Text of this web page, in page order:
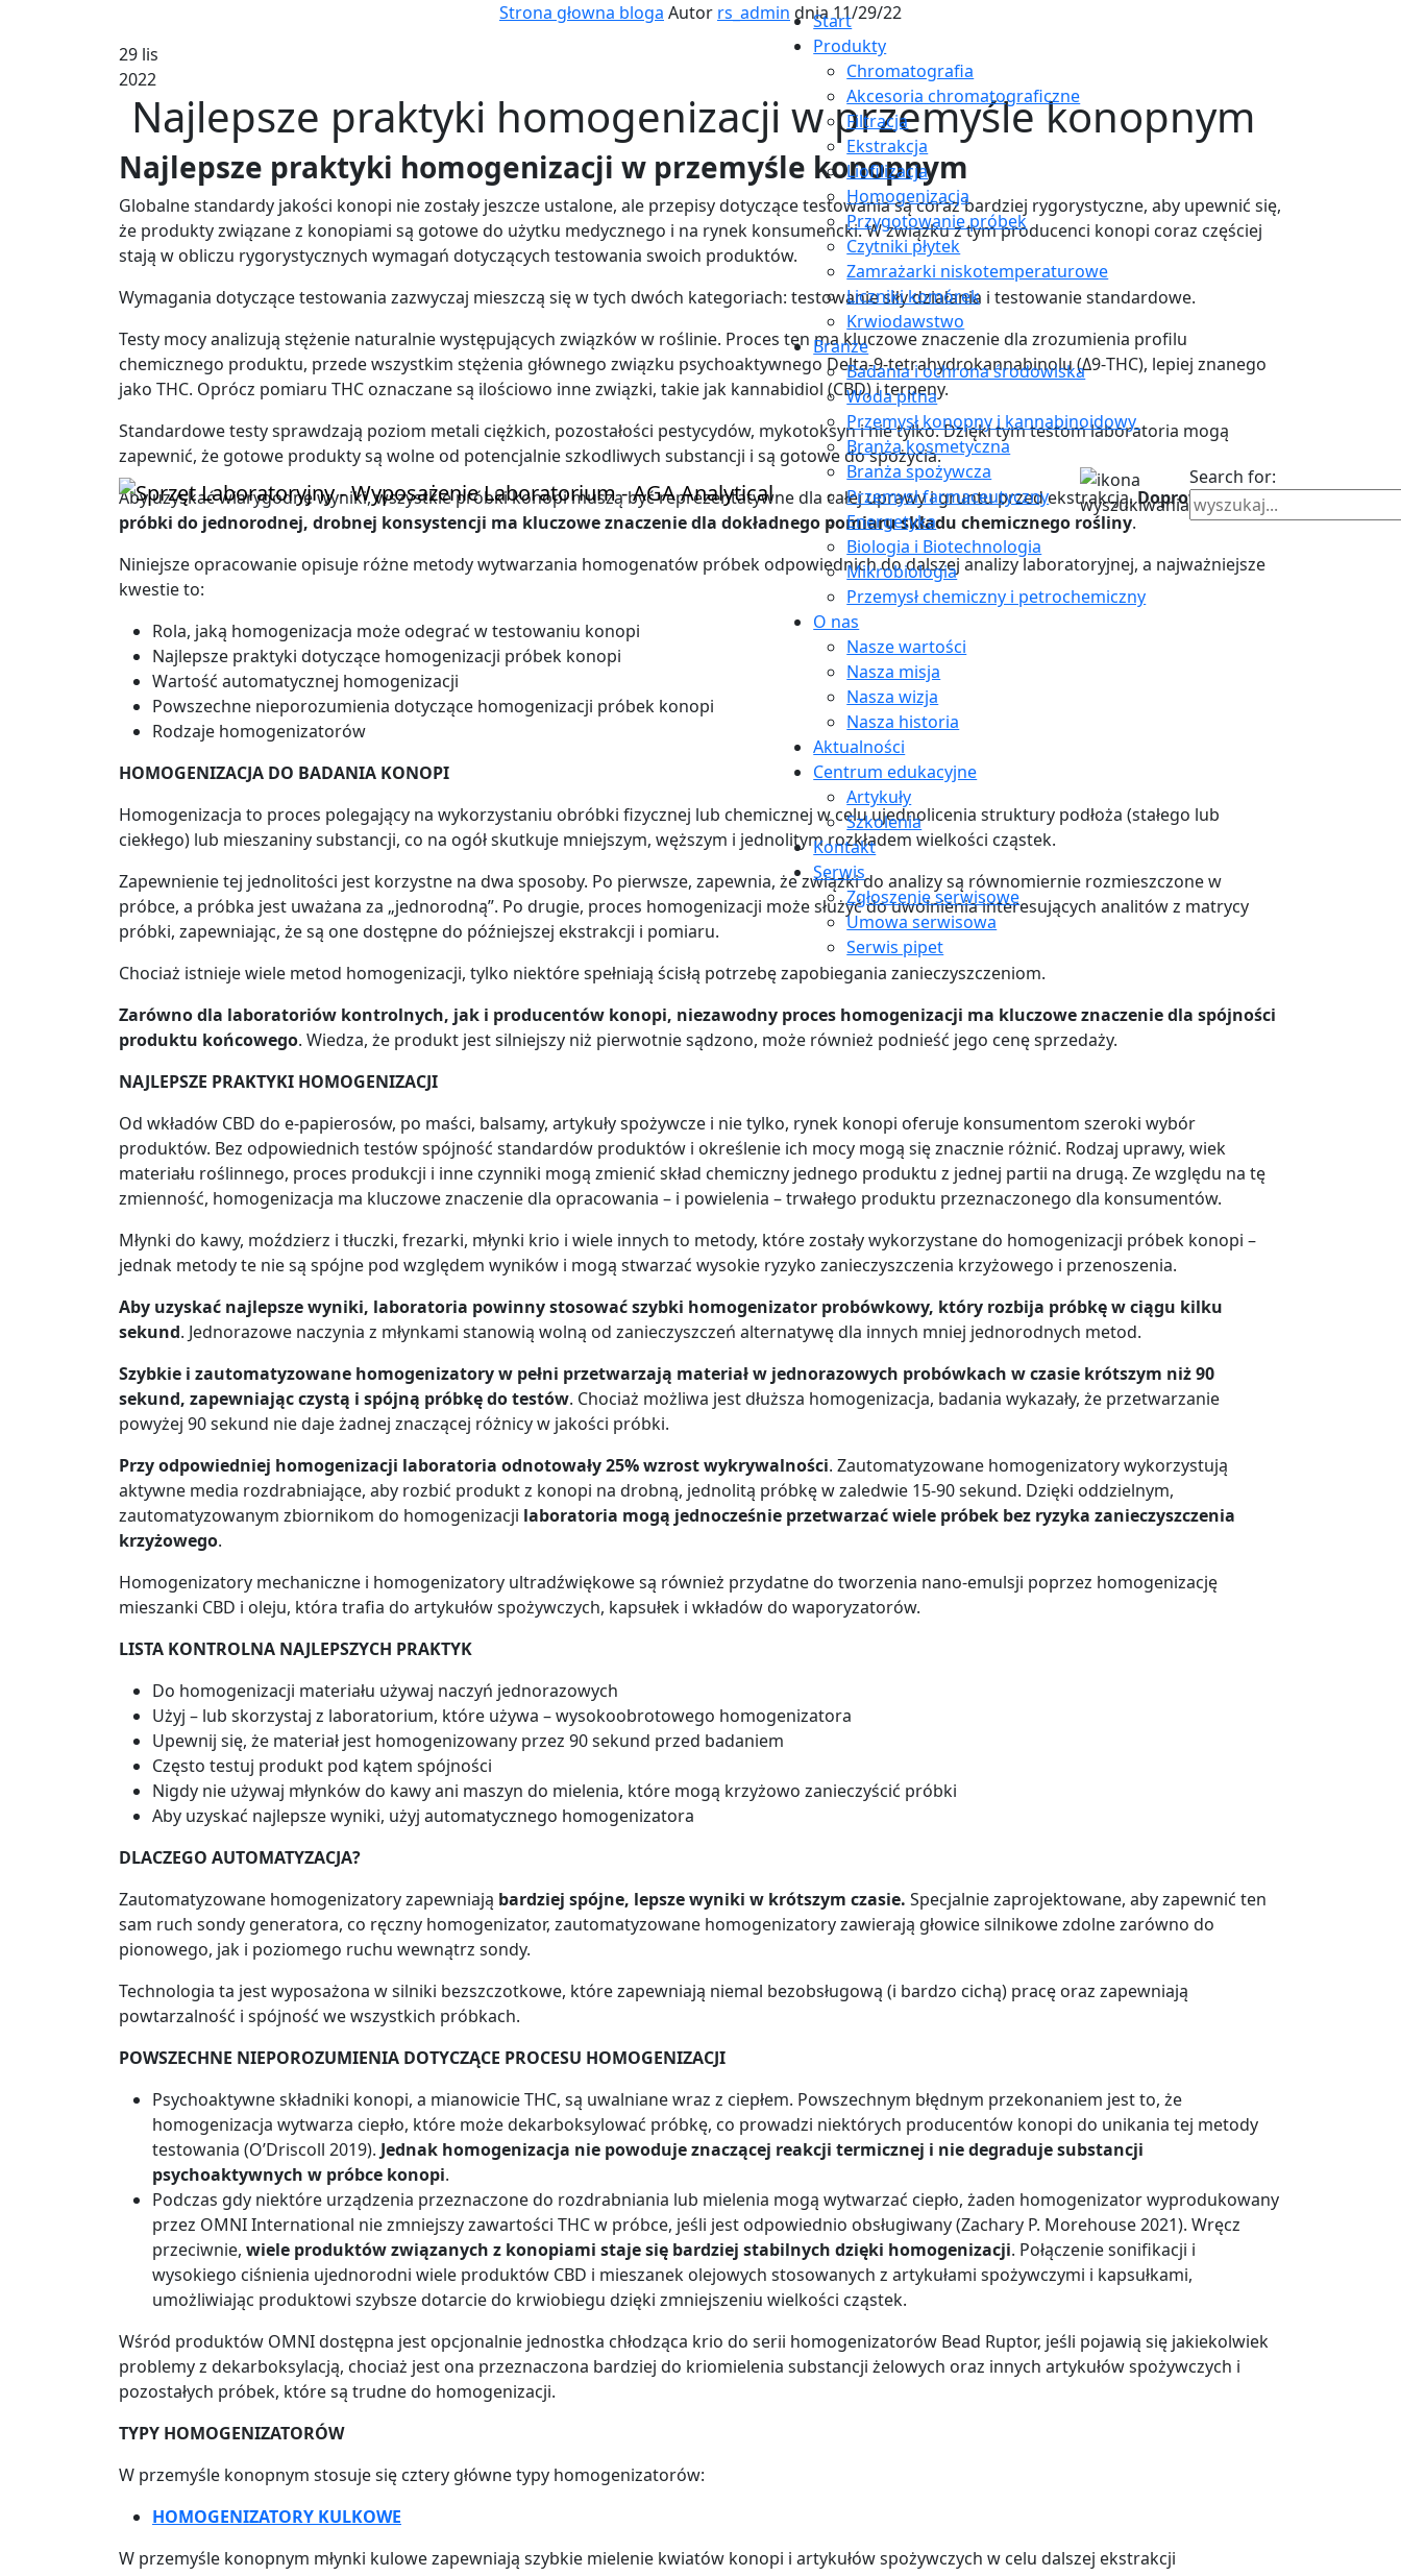
Start
Produkty
Chromatografia
Akcesoria chromatograficzne
Filtracja
Ekstrakcja
Liofilizacja
Homogenizacja
Przygotowanie próbek
Czytniki płytek
Zamrażarki niskotemperaturowe
Liczniki komórek
Krwiodawstwo
Branże
Badania i ochrona środowiska
Woda pitna
Przemysł konopny i kannabinoidowy
Branża kosmetyczna
Branża spożywcza
Przemysł farmaceutyczny
Energetyka
Biologia i Biotechnologia
Mikrobiologia
Przemysł chemiczny i petrochemiczny
O nas
Nasze wartości
Nasza misja
Nasza wizja
Nasza historia
Aktualności
Centrum edukacyjne
Artykuły
Szkolenia
Kontakt
Serwis
Zgłoszenie serwisowe
Umowa serwisowa
Serwis pipet
Search for:
Strona głowna bloga Autor rs_admin dnia 11/29/22
29 lis
2022
Najlepsze praktyki homogenizacji w przemyśle konopnym
Najlepsze praktyki homogenizacji w przemyśle konopnym
Globalne standardy jakości konopi nie zostały jeszcze ustalone, ale przepisy dotyczące testowania są coraz bardziej rygorystyczne, aby upewnić się,
że produkty związane z konopiami są gotowe do użytku medycznego i na rynek konsumencki. W związku z tym producenci konopi coraz częściej
stają w obliczu rygorystycznych wymagań dotyczących testowania swoich produktów.
Wymagania dotyczące testowania zazwyczaj mieszczą się w tych dwóch kategoriach: testowanie siły działania i testowanie standardowe.
Testy mocy analizują stężenie naturalnie występujących związków w roślinie. Proces ten ma kluczowe znaczenie dla zrozumienia profilu
chemicznego produktu, przede wszystkim stężenia głównego związku psychoaktywnego Delta-9-tetrahydrokannabinolu (Δ9-THC), lepiej znanego
jako THC. Oprócz pomiaru THC oznaczane są ilościowo inne związki, takie jak kannabidiol (CBD) i terpeny.
Standardowe testy sprawdzają poziom metali ciężkich, pozostałości pestycydów, mykotoksyn i nie tylko. Dzięki tym testom laboratoria mogą
zapewnić, że gotowe produkty są wolne od potencjalnie szkodliwych substancji i są gotowe do spożycia.
Aby uzyskać wiarygodne wyniki, wszystkie próbki konopi muszą być reprezentatywne dla całej uprawy i gruntu przed ekstrakcją.Doprowadzenie
próbki do jednorodnej, drobnej konsystencji ma kluczowe znaczenie dla dokładnego pomiaru składu chemicznego rośliny.
Niniejsze opracowanie opisuje różne metody wytwarzania homogenatów próbek odpowiednich do dalszej analizy laboratoryjnej, a najważniejsze
kwestie to:
Rola, jaką homogenizacja może odegrać w testowaniu konopi
Najlepsze praktyki dotyczące homogenizacji próbek konopi
Wartość automatycznej homogenizacji
Powszechne nieporozumienia dotyczące homogenizacji próbek konopi
Rodzaje homogenizatorów
HOMOGENIZACJA DO BADANIA KONOPI
Homogenizacja to proces polegający na wykorzystaniu obróbki fizycznej lub chemicznej w celu ujednolicenia struktury podłoża (stałego lub
ciekłego) lub mieszaniny substancji, co na ogół skutkuje mniejszym, węższym i jednolitym rozkładem wielkości cząstek.
Zapewnienie tej jednolitości jest korzystne na dwa sposoby. Po pierwsze, zapewnia, że ​​związki do analizy są równomiernie rozmieszczone w
próbce, a próbka jest uważana za „jednorodną”. Po drugie, proces homogenizacji może służyć do uwolnienia interesujących analitów z matrycy
próbki, zapewniając, że są one dostępne do późniejszej ekstrakcji i pomiaru.
Chociaż istnieje wiele metod homogenizacji, tylko niektóre spełniają ścisłą potrzebę zapobiegania zanieczyszczeniom.
Zarówno dla laboratoriów kontrolnych, jak i producentów konopi, niezawodny proces homogenizacji ma kluczowe znaczenie dla spójności
produktu końcowego. Wiedza, że ​​produkt jest silniejszy niż pierwotnie sądzono, może również podnieść jego cenę sprzedaży.
NAJLEPSZE PRAKTYKI HOMOGENIZACJI
Od wkładów CBD do e-papierosów, po maści, balsamy, artykuły spożywcze i nie tylko, rynek konopi oferuje konsumentom szeroki wybór
produktów. Bez odpowiednich testów spójność standardów produktów i określenie ich mocy mogą się znacznie różnić. Rodzaj uprawy, wiek
materiału roślinnego, proces produkcji i inne czynniki mogą zmienić skład chemiczny jednego produktu z jednej partii na drugą. Ze względu na tę
zmienność, homogenizacja ma kluczowe znaczenie dla opracowania – i powielenia – trwałego produktu przeznaczonego dla konsumentów.
Młynki do kawy, moździerz i tłuczki, frezarki, młynki krio i wiele innych to metody, które zostały wykorzystane do homogenizacji próbek konopi –
jednak metody te nie są spójne pod względem wyników i mogą stwarzać wysokie ryzyko zanieczyszczenia krzyżowego i przenoszenia.
Aby uzyskać najlepsze wyniki, laboratoria powinny stosować szybki homogenizator probówkowy, który rozbija próbkę w ciągu kilku
sekund. Jednorazowe naczynia z młynkami stanowią wolną od zanieczyszczeń alternatywę dla innych mniej jednorodnych metod.
Szybkie i zautomatyzowane homogenizatory w pełni przetwarzają materiał w jednorazowych probówkach w czasie krótszym niż 90
sekund, zapewniając czystą i spójną próbkę do testów. Chociaż możliwa jest dłuższa homogenizacja, badania wykazały, że przetwarzanie
powyżej 90 sekund nie daje żadnej znaczącej różnicy w jakości próbki.
Przy odpowiedniej homogenizacji laboratoria odnotowały 25% wzrost wykrywalności. Zautomatyzowane homogenizatory wykorzystują
aktywne media rozdrabniające, aby rozbić produkt z konopi na drobną, jednolitą próbkę w zaledwie 15-90 sekund. Dzięki oddzielnym,
zautomatyzowanym zbiornikom do homogenizacji laboratoria mogą jednocześnie przetwarzać wiele próbek bez ryzyka zanieczyszczenia
krzyżowego.
Homogenizatory mechaniczne i homogenizatory ultradźwiękowe są również przydatne do tworzenia nano-emulsji poprzez homogenizację
mieszanki CBD i oleju, która trafia do artykułów spożywczych, kapsułek i wkładów do waporyzatorów.
LISTA KONTROLNA NAJLEPSZYCH PRAKTYK
Do homogenizacji materiału używaj naczyń jednorazowych
Użyj – lub skorzystaj z laboratorium, które używa – wysokoobrotowego homogenizatora
Upewnij się, że materiał jest homogenizowany przez 90 sekund przed badaniem
Często testuj produkt pod kątem spójności
Nigdy nie używaj młynków do kawy ani maszyn do mielenia, które mogą krzyżowo zanieczyścić próbki
Aby uzyskać najlepsze wyniki, użyj automatycznego homogenizatora
DLACZEGO AUTOMATYZACJA?
Zautomatyzowane homogenizatory zapewniają bardziej spójne, lepsze wyniki w krótszym czasie. Specjalnie zaprojektowane, aby zapewnić ten
sam ruch sondy generatora, co ręczny homogenizator, zautomatyzowane homogenizatory zawierają głowice silnikowe zdolne zarówno do
pionowego, jak i poziomego ruchu wewnątrz sondy.
Technologia ta jest wyposażona w silniki bezszczotkowe, które zapewniają niemal bezobsługową (i bardzo cichą) pracę oraz zapewniają
powtarzalność i spójność we wszystkich próbkach.
POWSZECHNE NIEPOROZUMIENIA DOTYCZĄCE PROCESU HOMOGENIZACJI
Psychoaktywne składniki konopi, a mianowicie THC, są uwalniane wraz z ciepłem. Powszechnym błędnym przekonaniem jest to, że
homogenizacja wytwarza ciepło, które może dekarboksylować próbkę, co prowadzi niektórych producentów konopi do unikania tej metody
testowania (O’Driscoll 2019). Jednak homogenizacja nie powoduje znaczącej reakcji termicznej i nie degraduje substancji
psychoaktywnych w próbce konopi.
Podczas gdy niektóre urządzenia przeznaczone do rozdrabniania lub mielenia mogą wytwarzać ciepło, żaden homogenizator wyprodukowany
przez OMNI International nie zmniejszy zawartości THC w próbce, jeśli jest odpowiednio obsługiwany (Zachary P. Morehouse 2021). Wręcz
przeciwnie, wiele produktów związanych z konopiami staje się bardziej stabilnych dzięki homogenizacji. Połączenie sonifikacji i
wysokiego ciśnienia ujednorodni wiele produktów CBD i mieszanek olejowych stosowanych z artykułami spożywczymi i kapsułkami,
umożliwiając produktowi szybsze dotarcie do krwiobiegu dzięki zmniejszeniu wielkości cząstek.
Wśród produktów OMNI dostępna jest opcjonalnie jednostka chłodząca krio do serii homogenizatorów Bead Ruptor, jeśli pojawią się jakiekolwiek
problemy z dekarboksylacją, chociaż jest ona przeznaczona bardziej do kriomielenia substancji żelowych oraz innych artykułów spożywczych i
pozostałych próbek, które są trudne do homogenizacji.
TYPY HOMOGENIZATORÓW
W przemyśle konopnym stosuje się cztery główne typy homogenizatorów:
HOMOGENIZATORY KULKOWE
W przemyśle konopnym młynki kulowe zapewniają szybkie mielenie kwiatów konopi i artykułów spożywczych w celu dalszej ekstrakcji